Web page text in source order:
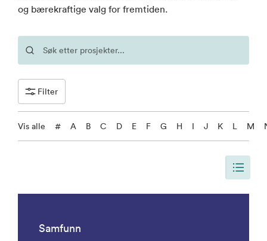
og bærekraftige valg for fremtiden.
Filter
Vis alle # A B C D E F G H I J K L M
Samfunn